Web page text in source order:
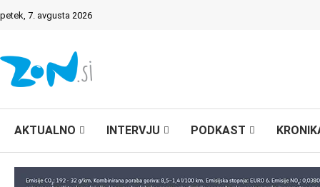
petek, 7. avgusta 2026
AKTUALNO INTERVJU PODKAST